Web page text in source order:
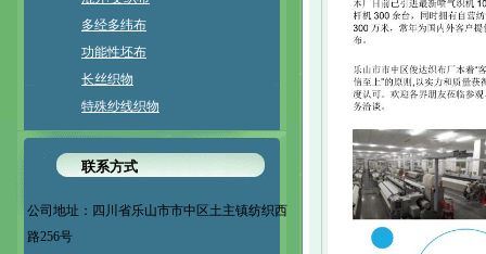
多经多纬布
功能性坯布
长丝织物
特殊纱线织物
联系方式
公司地址： 四川省乐山市市中区土主镇纺织西
路256号